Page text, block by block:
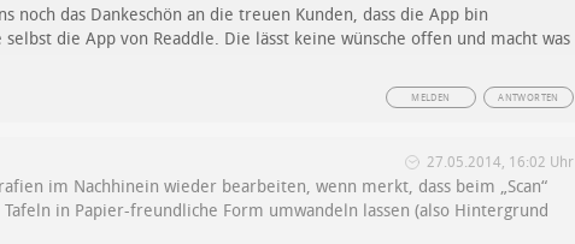
das Dankeschön an die treuen Kunden, dass die App bin
die App von Readdle. Die lässt keine wünsche offen und macht was
ANTWORTEN
MELDEN
27.05.2014, 16:02 Uhr
im Nachhinein wieder bearbeiten, wenn merkt, dass beim „Scan“
in Papier-freundliche Form umwandeln lassen (also Hintergrund